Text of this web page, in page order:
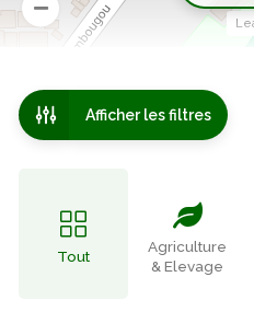
Afficher les filtres
Tout
Agriculture
& Elevage